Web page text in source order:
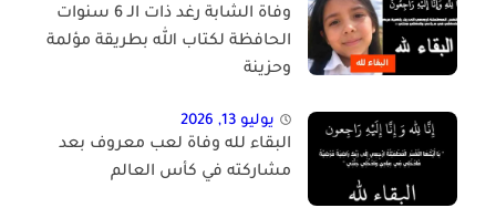
وفاة الشابة رغد ذات الـ 6 سنوات
الحافظة لكتاب الله بطريقة مؤلمة
وحزينة
يوليو 13, 2026
البقاء لله وفاة لعب معروف بعد
مشاركته في كأس العالم